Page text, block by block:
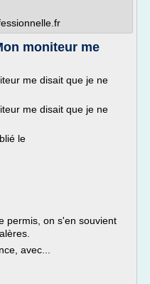
moniteur me
me disait que je ne
me disait que je ne
le
permis, on s'en souvient
avec...